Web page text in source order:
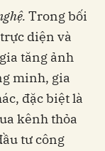
Trong bối
diện và
tăng ảnh
minh, gia
đặc biệt là
kênh thỏa
tư công